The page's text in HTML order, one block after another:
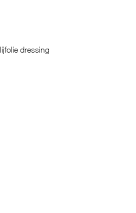
dressing